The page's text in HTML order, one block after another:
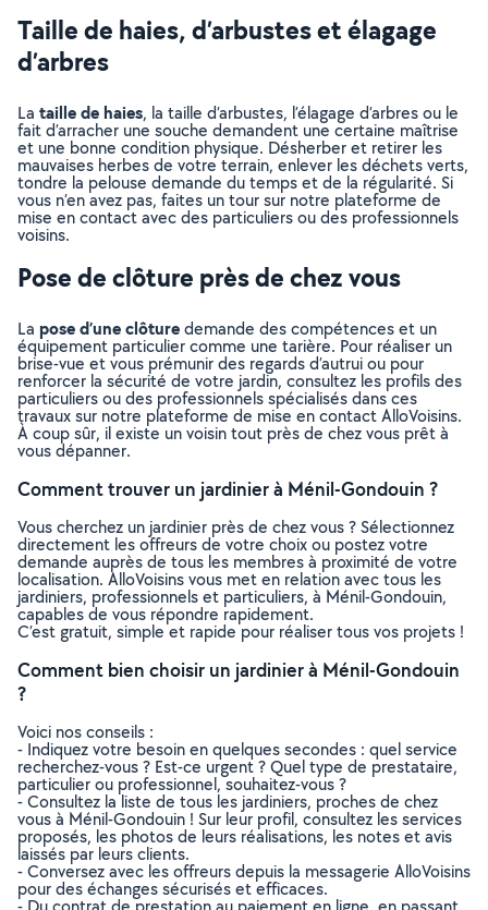
Taille de haies, d’arbustes et élagage
d’arbres
La taille de haies, la taille d’arbustes, l’élagage d’arbres ou le
fait d’arracher une souche demandent une certaine maîtrise
et une bonne condition physique. Désherber et retirer les
mauvaises herbes de votre terrain, enlever les déchets verts,
tondre la pelouse demande du temps et de la régularité. Si
vous n’en avez pas, faites un tour sur notre plateforme de
mise en contact avec des particuliers ou des professionnels
voisins.
Pose de clôture près de chez vous
La pose d’une clôturedemande des compétences et un
équipement particulier comme une tarière. Pour réaliser un
brise-vue et vous prémunir des regards d’autrui ou pour
renforcer la sécurité de votre jardin, consultez les profils des
particuliers ou des professionnels spécialisés dans ces
travaux sur notre plateforme de mise en contact AlloVoisins.
À coup sûr, il existe un voisin tout près de chez vous prêt à
vous dépanner.
Comment trouver un jardinier à Ménil-Gondouin ?
Vous cherchez un jardinier près de chez vous ? Sélectionnez
directement les offreurs de votre choix ou postez votre
demande auprès de tous les membres à proximité de votre
localisation. AlloVoisins vous met en relation avec tous les
jardiniers, professionnels et particuliers, à Ménil-Gondouin,
capables de vous répondre rapidement.
C’est gratuit, simple et rapide pour réaliser tous vos projets !
Comment bien choisir un jardinier à Ménil-Gondouin
?
Voici nos conseils :
- Indiquez votre besoin en quelques secondes : quel service
recherchez-vous ? Est-ce urgent ? Quel type de prestataire,
particulier ou professionnel, souhaitez-vous ?
- Consultez la liste de tous les jardiniers, proches de chez
vous à Ménil-Gondouin ! Sur leur profil, consultez les services
proposés, les photos de leurs réalisations, les notes et avis
laissés par leurs clients.
- Conversez avec les offreurs depuis la messagerie AlloVoisins
pour des échanges sécurisés et efficaces.